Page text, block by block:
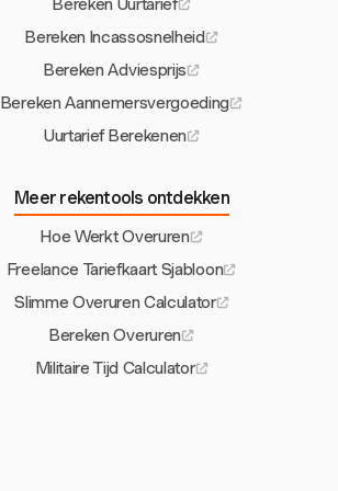
Bereken Uurtarief
Bereken Incassosnelheid
Bereken Adviesprijs
Bereken Aannemersvergoeding
Uurtarief Berekenen
Meer rekentools ontdekken
Hoe Werkt Overuren
Freelance Tariefkaart Sjabloon
Slimme Overuren Calculator
Bereken Overuren
Militaire Tijd Calculator